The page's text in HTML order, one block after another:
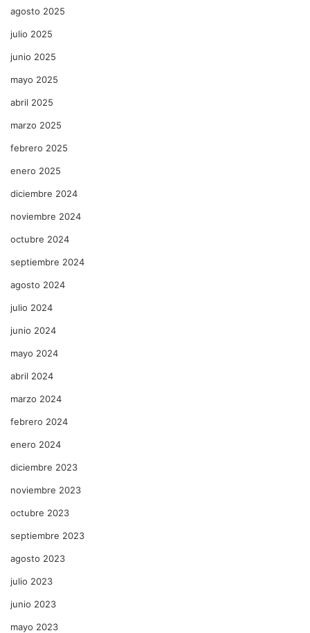
agosto 2025
julio 2025
junio 2025
mayo 2025
abril 2025
marzo 2025
febrero 2025
enero 2025
diciembre 2024
noviembre 2024
octubre 2024
septiembre 2024
agosto 2024
julio 2024
junio 2024
mayo 2024
abril 2024
marzo 2024
febrero 2024
enero 2024
diciembre 2023
noviembre 2023
octubre 2023
septiembre 2023
agosto 2023
julio 2023
junio 2023
mayo 2023